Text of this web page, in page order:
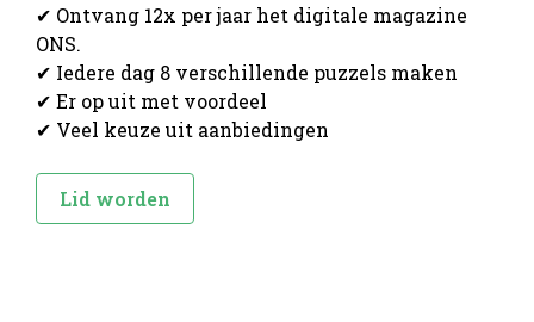
✔ Ontvang 12x per jaar het digitale magazine
ONS.
✔ Iedere dag 8 verschillende puzzels maken
✔ Er op uit met voordeel
✔ Veel keuze uit aanbiedingen
Lid worden